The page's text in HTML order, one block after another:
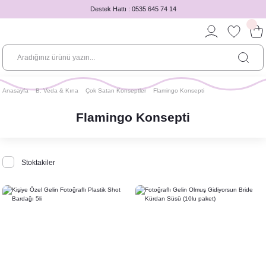
Destek Hattı : 0535 645 74 14
Anasayfa B. Veda & Kına Çok Satan Konseptler Flamingo Konsepti
Flamingo Konsepti
Stoktakiler